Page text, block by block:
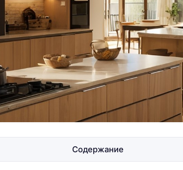
Содержание